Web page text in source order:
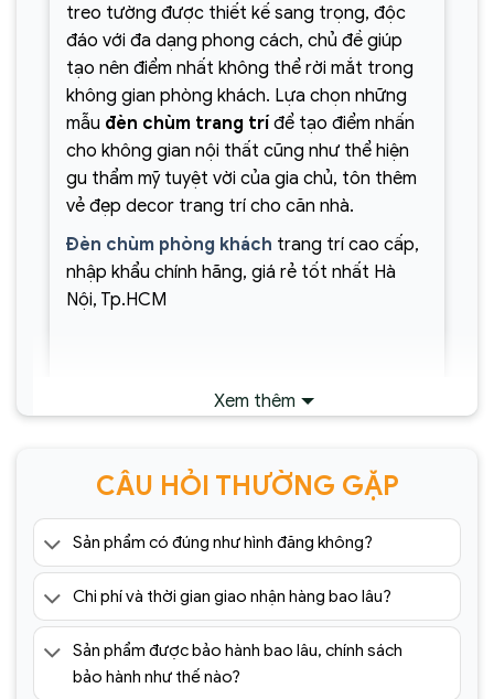
treo tường được thiết kế sang trọng, độc
đáo với đa dạng phong cách, chủ đề giúp
tạo nên điểm nhất không thể rời mắt trong
không gian phòng khách. Lựa chọn những
mẫu đèn chùm trang trí để tạo điểm nhấn
cho không gian nội thất cũng như thể hiện
gu thẩm mỹ tuyệt vời của gia chủ, tôn thêm
vẻ đẹp decor trang trí cho căn nhà.
Đèn chùm phòng khách trang trí cao cấp,
nhập khẩu chính hãng, giá rẻ tốt nhất Hà
Nội, Tp.HCM
Xem thêm
.
Đèn Tường Trang Trí Hiện Đại
SC075- ĐTHĐ
Xem thêm
CÂU HỎI THƯỜNG GẶP
Sản phẩm có đúng như hình đăng không?
Chi phí và thời gian giao nhận hàng bao lâu?
Sản phẩm được bảo hành bao lâu, chính sách
bảo hành như thế nào?